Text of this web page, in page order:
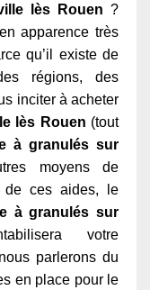
lès Rouen ?
apparence très
qu’il existe de
régions, des
inciter à acheter
lès Rouen (tout
à granulés sur
moyens de
de ces aides, le
à granulés sur
votre
parlerons du
en place pour le